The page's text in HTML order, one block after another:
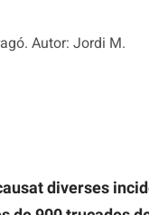
Autor: Jordi M.
diverses